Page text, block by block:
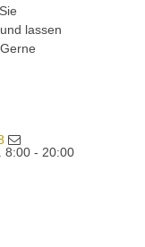
lassen
8:00 - 20:00